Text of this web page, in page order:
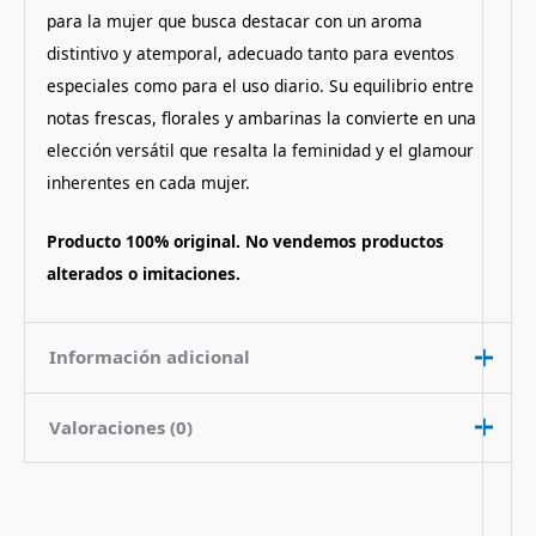
para la mujer que busca destacar con un aroma
distintivo y atemporal, adecuado tanto para eventos
especiales como para el uso diario. Su equilibrio entre
notas frescas, florales y ambarinas la convierte en una
elección versátil que resalta la feminidad y el glamour
inherentes en cada mujer.
Producto 100% original. No vendemos productos
alterados o imitaciones.
Información adicional
Contenido
Valoraciones (0)